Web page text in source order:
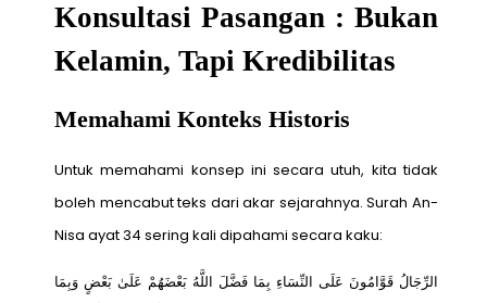
Konsultasi Pasangan : Bukan
Kelamin, Tapi Kredibilitas
Memahami Konteks Historis
Untuk memahami konsep ini secara utuh, kita tidak
boleh mencabut teks dari akar sejarahnya. Surah An-
Nisa ayat 34 sering kali dipahami secara kaku:
الرِّجَالُ قَوَّامُونَ عَلَى النِّسَاءِ بِمَا فَضَّلَ اللَّهُ بَعْضَهُمْ عَلَىٰ بَعْضٍ وَبِمَا